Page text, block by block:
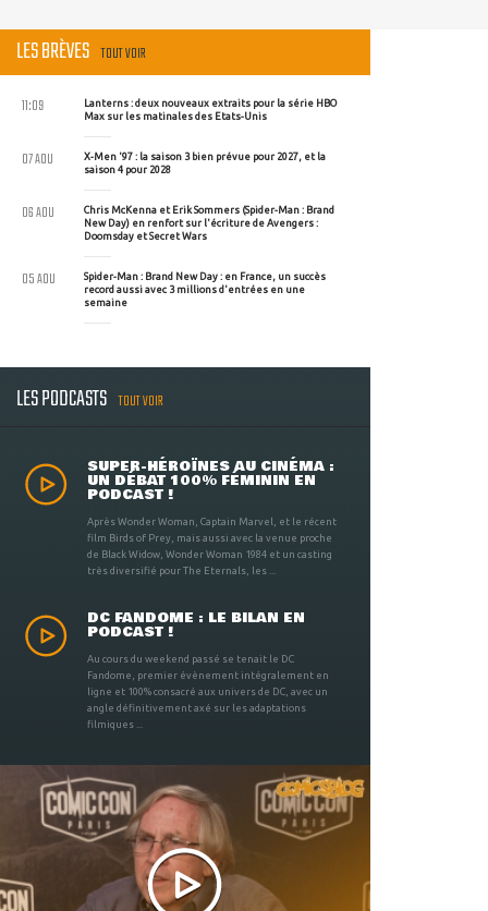
LES BRÈVES TOUT VOIR
Lanterns : deux nouveaux extraits pour la série HBO
Max sur les matinales des Etats-Unis
11:09
X-Men '97 : la saison 3 bien prévue pour 2027, et la
saison 4 pour 2028
07 AOU
Chris McKenna et Erik Sommers (Spider-Man : Brand
New Day) en renfort sur l'écriture de Avengers :
Doomsday et Secret Wars
06 AOU
Spider-Man : Brand New Day : en France, un succès
record aussi avec 3 millions d'entrées en une
semaine
05 AOU
LES PODCASTS TOUT VOIR
SUPER-HÉROÏNES AU CINÉMA :
UN DÉBAT 100% FÉMININ EN
PODCAST !
Après Wonder Woman, Captain Marvel, et le récent
film Birds of Prey, mais aussi avec la venue proche
de Black Widow, Wonder Woman 1984 et un casting
très diversifié pour The Eternals, les ...
DC FANDOME : LE BILAN EN
PODCAST !
Au cours du weekend passé se tenait le DC
Fandome, premier évènement intégralement en
ligne et 100% consacré aux univers de DC, avec un
angle définitivement axé sur les adaptations
filmiques ...